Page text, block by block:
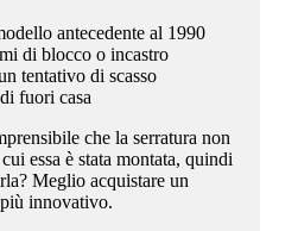
antecedente al 1990
di blocco o incastro
tentativo di scasso
fuori casa
che la serratura non
essa è stata montata, quindi
Meglio acquistare un
innovativo.